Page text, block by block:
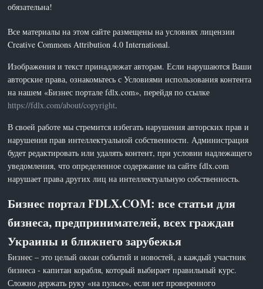
обязательна!
Все материалы на этом сайте размещены на условиях лицензии
Creative Commons Attribution 4.0 International.
Изображения и текст принадлежат авторам. Если нарушаются Ваши
авторские права, ознакомьтесь с Условиями использования контента
на нашем «Бизнес портале fdlx.com», перейдя по ссылке
https://fdlx.com/about/copyright.
В своей работе мы стремится избегать нарушения авторских прав и
нарушения прав интеллектуальной собственности. Администрация
будет редактировать или удалять контент, при условии надлежащего
уведомления, что определенное содержание на сайте fdlx.com
нарушает права других лиц на интеллектуальную собственность.
Бизнес портал FDLX.COM: все статьи для
бизнеса, предпринимателей, всех граждан
Украины и ближнего зарубежья
Бизнес – это целый океан событий и новостей, а каждый участник
бизнеса - капитан корабля, который выбирает правильный курс.
Сложно держать руку «на пульсе», если нет проверенного